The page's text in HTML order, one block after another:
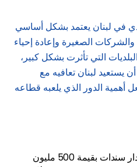
في لبنان يعتمد بشكل أساسي
الصغيرة وإعادة إحياء
التي تأثرت بشكل كبير،
يستعيد لبنان تعافيه مع
أهمية الدور الذي يلعبه قطاعه
بنك الشارقة ينجح في إصدار سندات بقيمة 500 مليون